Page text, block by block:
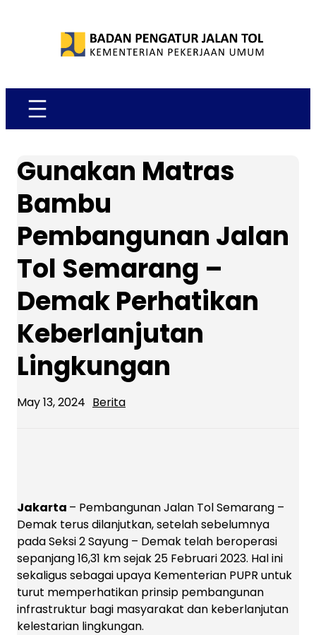
Gunakan Matras
Bambu
Pembangunan Jalan
Tol Semarang –
Demak Perhatikan
Keberlanjutan
Lingkungan
May 13, 2024 Berita
Jakarta – Pembangunan Jalan Tol Semarang –
Demak terus dilanjutkan, setelah sebelumnya
pada Seksi 2 Sayung – Demak telah beroperasi
sepanjang 16,31 km sejak 25 Februari 2023. Hal ini
sekaligus sebagai upaya Kementerian PUPR untuk
turut memperhatikan prinsip pembangunan
infrastruktur bagi masyarakat dan keberlanjutan
kelestarian lingkungan.